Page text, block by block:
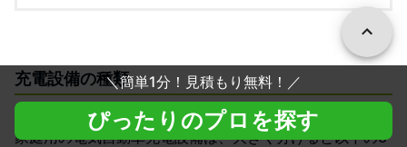
充電設備の種類
家庭用の電気自動車充電設備は、大きく分けると以下の3
＼簡単1分！見積もり無料！ ／
ぴったりのプロを探す